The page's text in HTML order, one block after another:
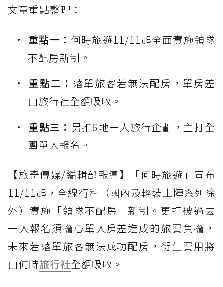
文章重點整理：
重點一： 何時旅遊11/11起全面實施領隊
不配房新制。
重點二： 落單旅客若無法配房，單房差
由旅行社全額吸收。
重點三： 另推6地一人旅行企劃，主打全
團單人報名。
【旅奇傳媒/編輯部報導】「何時旅遊」宣布
11/11起，全線行程（國內及輕裝上陣系列除
外）實施「領隊不配房」新制。更打破過去
一人報名須擔心單人房差造成的旅費負擔，
未來若落單旅客無法成功配房，衍生費用將
由何時旅行社全額吸收。